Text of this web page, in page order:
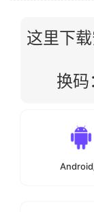
这里下
换码
Android